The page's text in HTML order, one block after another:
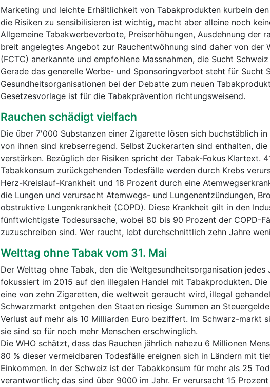
Marketing und leichte Erhältlichkeit von Tabakprodukten kurbeln
die Risiken zu sensibilisieren ist wichtig, macht aber alleine noch
Allgemeine Tabakwerbeverbote, Preiserhöhungen, Ausdehnung der
breit angelegtes Angebot zur Rauchentwöhnung sind daher von der
(FCTC) anerkannte und empfohlene Massnahmen, die Sucht
Gerade das generelle Werbe- und Sponsoringverbot steht für Sucht
Gesundheitsorganisationen bei der Debatte zum neuen
Gesetzesvorlage ist für die Tabakprävention richtungsweisend.
Rauchen schädigt vielfach
Die über 7'000 Substanzen einer Zigarette lösen sich buchstäblich in
von ihnen sind krebserregend. Selbst Zuckerarten sind enthalten,
verstärken. Bezüglich der Risiken spricht der Tabak-Fokus Klartext.
Tabakkonsum zurückgehenden Todesfälle werden durch Krebs
Herz-Kreislauf-Krankheit und 18 Prozent durch eine
die Lungen und verursacht Atemwegs- und Lungenentzündungen,
obstruktive Lungenkrankheit (COPD). Diese Krankheit gilt in den
fünftwichtigste Todesursache, wobei 80 bis 90 Prozent der COPD-
zuzuschreiben sind. Wer raucht, lebt durchschnittlich zehn Jahre
Welttag ohne Tabak vom 31. Mai
Der Welttag ohne Tabak, den die Weltgesundheitsorganisation jedes
fokussiert im 2015 auf den illegalen Handel mit Tabakprodukten.
eine von zehn Zigaretten, die weltweit geraucht wird, illegal
Schwarzmarkt entgehen den Staaten riesige Summen an
Verlust auf mehr als 10 Milliarden Euro beziffert. Im Schwarz-markt
sie sind so für noch mehr Menschen erschwinglich.
Die WHO schätzt, dass das Rauchen jährlich nahezu 6 Millionen
80 % dieser vermeidbaren Todesfälle ereignen sich in Ländern mit
Einkommen. In der Schweiz ist der Tabakkonsum für mehr als 25
verantwortlich; das sind über 9000 im Jahr. Er verursacht 15